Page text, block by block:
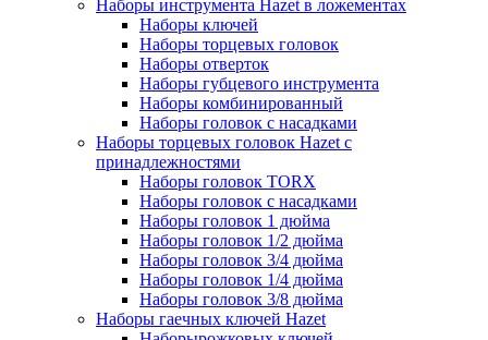
Наборы инструмента Hazet в ложементах
Наборы ключей
Наборы торцевых головок
Наборы отверток
Наборы губцевого инструмента
Наборы комбинированный
Наборы головок с насадками
Наборы торцевых головок Hazet с
принадлежностями
Наборы головок TORX
Наборы головок с насадками
Наборы головок 1 дюйма
Наборы головок 1/2 дюйма
Наборы головок 3/4 дюйма
Наборы головок 1/4 дюйма
Наборы головок 3/8 дюйма
Наборы гаечных ключей Hazet